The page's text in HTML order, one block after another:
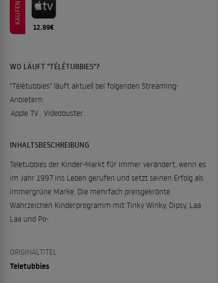
KAUFEN
12.99€
WO LÄUFT "TÉLÉTUBBIES"?
"Télétubbies" läuft aktuell bei folgenden Streaming-
Anbietern:
Apple TV, Videobuster.
INHALTSBESCHREIBUNG
Teletubbies der Kinder-Markt für immer verändert, wenn es
im Jahr 1997 ins Leben gerufen und setzt seinen Erfolg als
immergrüne Marke. Die mehrfach preisgekrönte
Wahrzeichen Kinderprogramm mit Tinky Winky, Dipsy, Laa
Laa und Po-
ORIGINALTITEL
Teletubbies